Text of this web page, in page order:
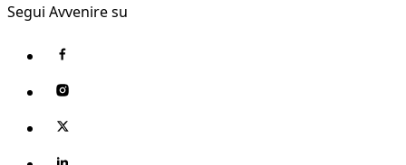
Segui Avvenire su